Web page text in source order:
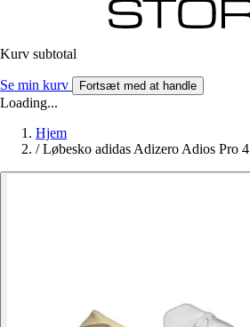
Kurv subtotal
Se min kurv Fortsæt med at handle
Loading...
Hjem
/ Løbesko adidas Adizero Adios Pro 4